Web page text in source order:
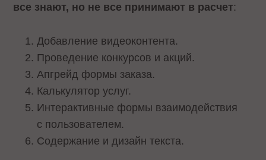
все знают, но не все принимают в расчет:
Добавление видеоконтента.
Проведение конкурсов и акций.
Апгрейд формы заказа.
Калькулятор услуг.
Интерактивные формы взаимодействия
с пользователем.
Содержание и дизайн текста.